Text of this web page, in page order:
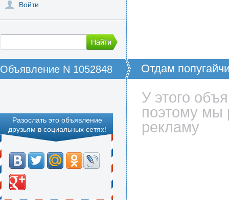
Войти
Объявление N 1052848 Отдам
Разослать это объявление
друзьям в социальных сетях!
У этого
поэтому мы
рекламу